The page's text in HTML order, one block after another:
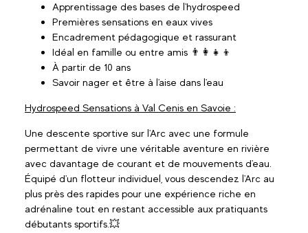
Apprentissage des bases de l'hydrospeed
Premières sensations en eaux vives
Encadrement pédagogique et rassurant
Idéal en famille ou entre amis 👨‍👩‍👧‍👦
À partir de 10 ans
Savoir nager et être à l'aise dans l'eau
Hydrospeed Sensations à Val Cenis en Savoie :
Une descente sportive sur l'Arc avec une formule
permettant de vivre une véritable aventure en rivière
avec davantage de courant et de mouvements d'eau.
Équipé d'un flotteur individuel, vous descendez l'Arc au
plus près des rapides pour une expérience riche en
adrénaline tout en restant accessible aux pratiquants
débutants sportifs.💥